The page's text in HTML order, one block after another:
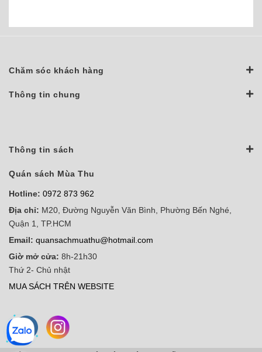
Chăm sóc khách hàng
Thông tin chung
Thông tin sách
Quán sách Mùa Thu
Hotline: 0972 873 962
Địa chỉ: M20, Đường Nguyễn Văn Bình, Phường Bến Nghé,
Quận 1, TP.HCM
Email: quansachmuathu@hotmail.com
Giờ mở cửa: 8h-21h30
Thứ 2- Chủ nhật
MUA SÁCH TRÊN WEBSITE